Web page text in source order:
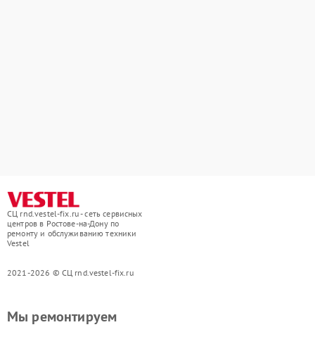
СЦ rnd.vestel-fix.ru - сеть сервисных
центров в Ростове-на-Дону по
ремонту и обслуживанию техники
Vestel
2021-2026 © СЦ rnd.vestel-fix.ru
Мы ремонтируем